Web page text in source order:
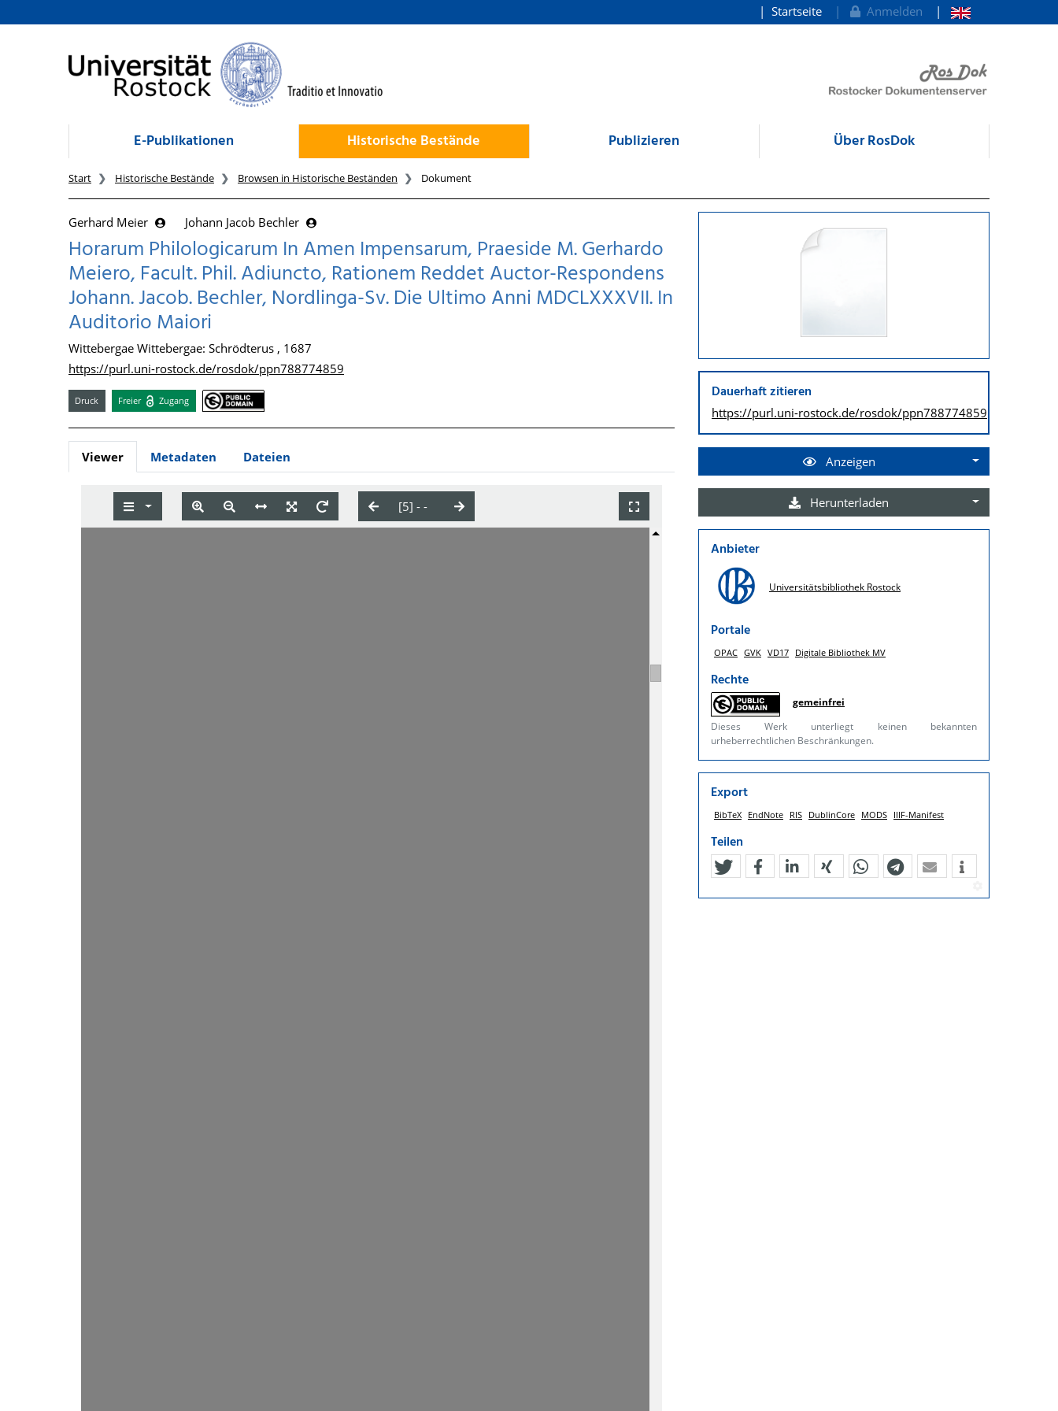
zum Inhalt
Startseite Anmelden
E-Publikationen Historische Bestände Publizieren Über RosDok
Start Historische Bestände Browsen in Historische Beständen Dokument
Gerhard Meier Johann Jacob Bechler
Horarum Philologicarum In Amen Impensarum, Praeside M. Gerhardo
Meiero, Facult. Phil. Adiuncto, Rationem Reddet Auctor-Respondens
Johann. Jacob. Bechler, Nordlinga-Sv. Die Ultimo Anni MDCLXXXVII. In
Auditorio Maiori
Wittebergae Wittebergae: Schrödterus , 1687
https://purl.uni-rostock.de/rosdok/ppn788774859
Druck Freier Zugang
Viewer Metadaten Dateien
Dauerhaft zitieren
https://purl.uni-rostock.de/rosdok/ppn788774859
Anzeigen
Herunterladen
Anbieter
Universitätsbibliothek Rostock
Portale
OPAC GVK VD17 Digitale Bibliothek MV
Rechte
gemeinfrei
Dieses Werk unterliegt keinen bekannten
urheberrechtlichen Beschränkungen.
Export
BibTeX EndNote RIS DublinCore MODS IIIF-Manifest
Teilen